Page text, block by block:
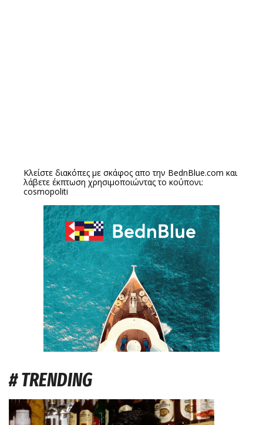
Κλείστε διακόπες με σκάφος απο την BednBlue.com και
λάβετε έκπτωση χρησιμοποιώντας το κούπονι:
cosmopoliti
# TRENDING